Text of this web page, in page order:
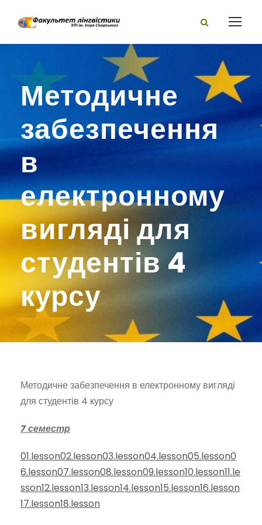
Методичне
забезпечення
в
електронному
вигляді для
студентів 4
курсу
Методичне забезпечення в електронному вигляді
для студентів 4 курсу
7 семестр
01.lesson02.lesson03.lesson04.lesson05.lesson0
6.lesson07.lesson08.lesson09.lesson10.lesson11.le
sson12.lesson13.lesson14.lesson15.lesson16.lesson
17.lesson18.lesson